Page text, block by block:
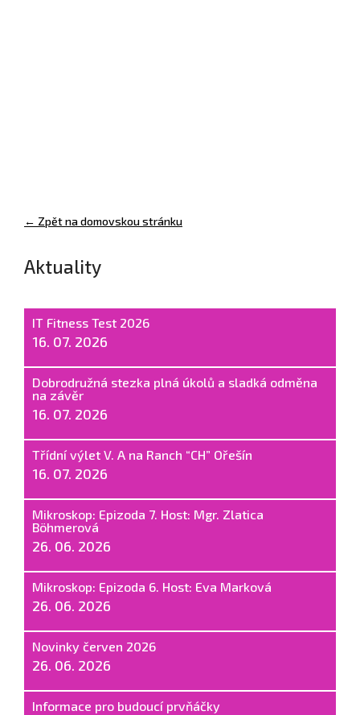
← Zpět na domovskou stránku
Aktuality
IT Fitness Test 2026
16. 07. 2026
Dobrodružná stezka plná úkolů a sladká odměna
na závěr
16. 07. 2026
Třídní výlet V. A na Ranch “CH” Ořešín
16. 07. 2026
Mikroskop: Epizoda 7. Host: Mgr. Zlatica
Böhmerová
26. 06. 2026
Mikroskop: Epizoda 6. Host: Eva Marková
26. 06. 2026
Novinky červen 2026
26. 06. 2026
Informace pro budoucí prvňáčky